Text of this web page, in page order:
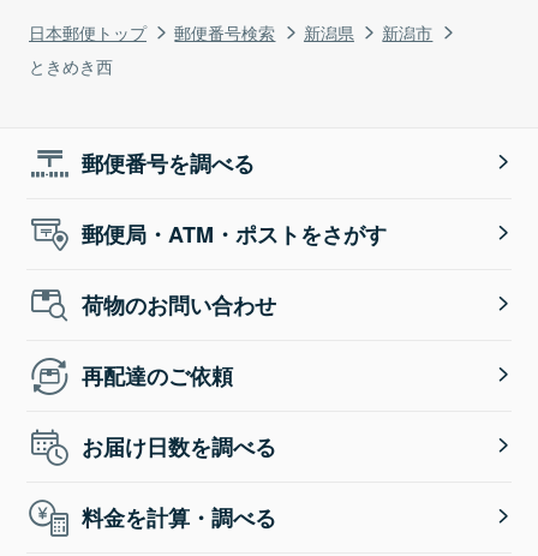
日本郵便トップ 郵便番号検索 新潟県
新潟市
ときめき西
郵便番号を調べる
郵便局・ATM・ポストをさがす
荷物のお問い合わせ
再配達のご依頼
お届け日数を調べる
料金を計算・調べる